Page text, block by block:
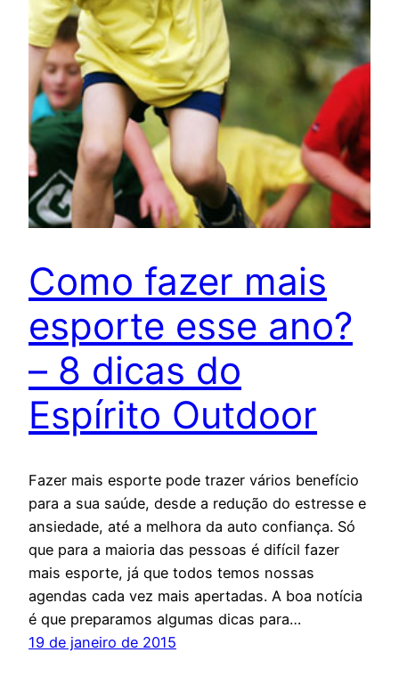
Como fazer mais
esporte esse ano?
– 8 dicas do
Espírito Outdoor
Fazer mais esporte pode trazer vários benefício
para a sua saúde, desde a redução do estresse e
ansiedade, até a melhora da auto confiança. Só
que para a maioria das pessoas é difícil fazer
mais esporte, já que todos temos nossas
agendas cada vez mais apertadas. A boa notícia
é que preparamos algumas dicas para…
19 de janeiro de 2015